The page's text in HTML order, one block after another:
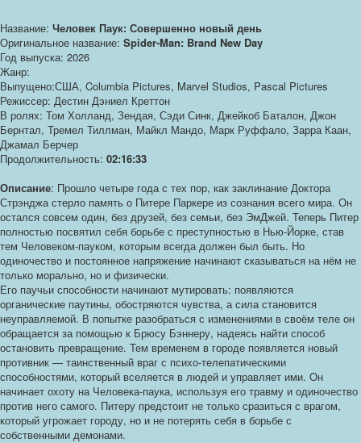
Название: Человек Паук: Совершенно новый день
Оригинальное название: Spider-Man: Brand New Day
Год выпуска: 2026
Жанр:
Выпущено:США, Columbia Pictures, Marvel Studios, Pascal Pictures
Режиссер: Дестин Дэниел Креттон
В ролях: Том Холланд, Зендая, Сэди Синк, Джейкоб Баталон, Джон
Бернтал, Тремел Тиллман, Майкл Мандо, Марк Руффало, Зарра Каан,
Джамал Берчер
Продолжительность: 02:16:33
Описание: Прошло четыре года с тех пор, как заклинание Доктора
Стрэнджа стерло память о Питере Паркере из сознания всего мира. Он
остался совсем один, без друзей, без семьи, без ЭмДжей. Теперь Питер
полностью посвятил себя борьбе с преступностью в Нью-Йорке, став
тем Человеком-пауком, которым всегда должен был быть. Но
одиночество и постоянное напряжение начинают сказываться на нём не
только морально, но и физически.
Его паучьи способности начинают мутировать: появляются
органические паутины, обостряются чувства, а сила становится
неуправляемой. В попытке разобраться с изменениями в своём теле он
обращается за помощью к Брюсу Бэннеру, надеясь найти способ
остановить превращение. Тем временем в городе появляется новый
противник — таинственный враг с психо-телепатическими
способностями, который вселяется в людей и управляет ими. Он
начинает охоту на Человека-паука, используя его травму и одиночество
против него самого. Питеру предстоит не только сразиться с врагом,
который угрожает городу, но и не потерять себя в борьбе с
собственными демонами.